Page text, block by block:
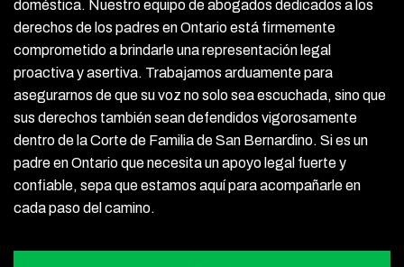
doméstica. Nuestro equipo de abogados dedicados a los
derechos de los padres en Ontario está firmemente
comprometido a brindarle una representación legal
proactiva y asertiva. Trabajamos arduamente para
asegurarnos de que su voz no solo sea escuchada, sino que
sus derechos también sean defendidos vigorosamente
dentro de la Corte de Familia de San Bernardino. Si es un
padre en Ontario que necesita un apoyo legal fuerte y
confiable, sepa que estamos aquí para acompañarle en
cada paso del camino.